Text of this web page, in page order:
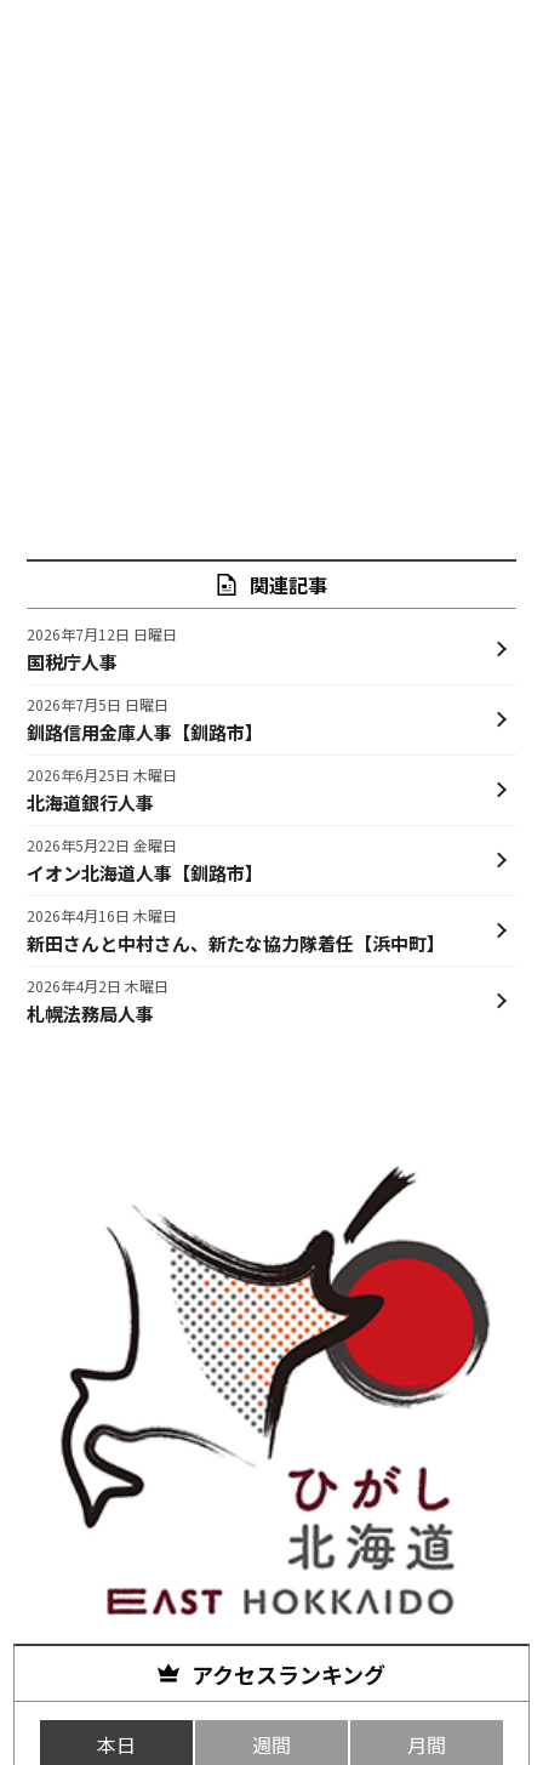
関連記事
国税庁人事
2026年7月12日 日曜日
釧路信用金庫人事【釧路市】
2026年7月5日 日曜日
北海道銀行人事
2026年6月25日 木曜日
イオン北海道人事【釧路市】
2026年5月22日 金曜日
新田さんと中村さん、新たな協力隊着任【浜中町】
2026年4月16日 木曜日
札幌法務局人事
2026年4月2日 木曜日
アクセスランキング
本日 週間 月間